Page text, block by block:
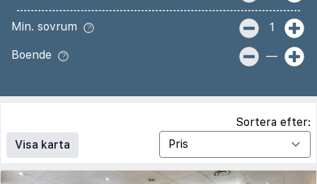
Min. sovrum 1
Boende —
Visa karta
Sortera efter: